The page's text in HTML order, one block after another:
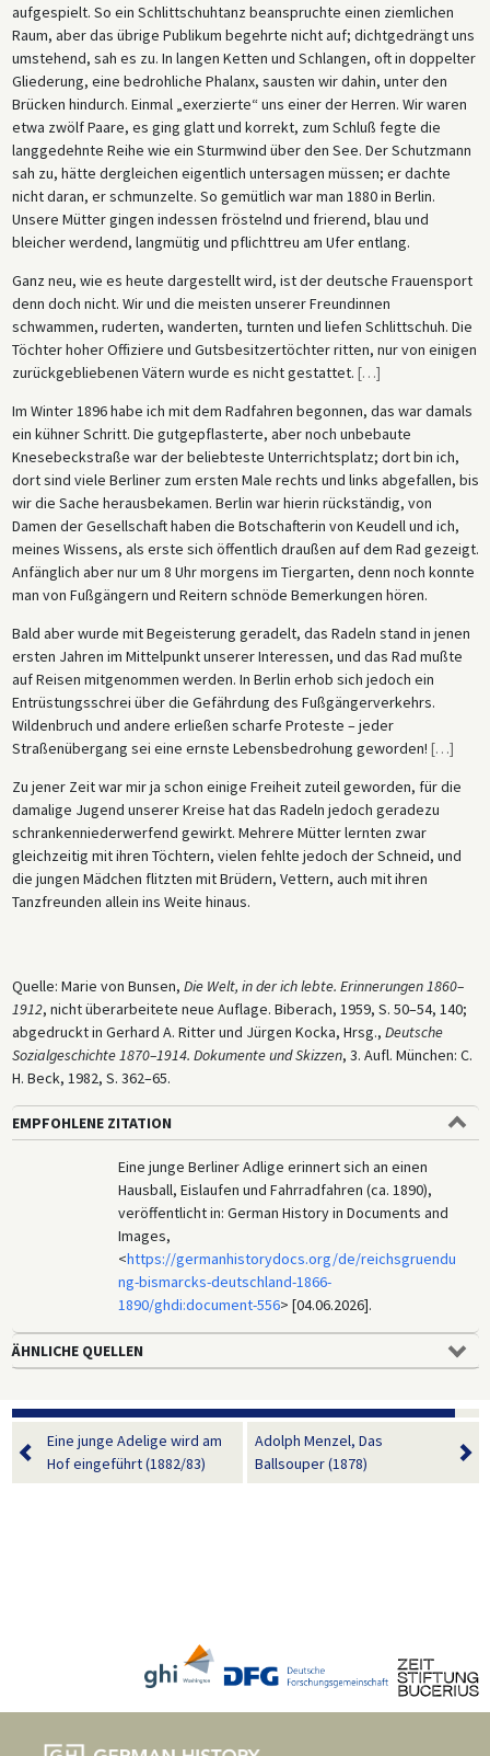
aufgespielt. So ein Schlittschuhtanz beanspruchte einen ziemlichen
Raum, aber das übrige Publikum begehrte nicht auf; dichtgedrängt uns
umstehend, sah es zu. In langen Ketten und Schlangen, oft in doppelter
Gliederung, eine bedrohliche Phalanx, sausten wir dahin, unter den
Brücken hindurch. Einmal „exerzierte“ uns einer der Herren. Wir waren
etwa zwölf Paare, es ging glatt und korrekt, zum Schluß fegte die
langgedehnte Reihe wie ein Sturmwind über den See. Der Schutzmann
sah zu, hätte dergleichen eigentlich untersagen müssen; er dachte
nicht daran, er schmunzelte. So gemütlich war man 1880 in Berlin.
Unsere Mütter gingen indessen fröstelnd und frierend, blau und
bleicher werdend, langmütig und pflichttreu am Ufer entlang.
Ganz neu, wie es heute dargestellt wird, ist der deutsche Frauensport
denn doch nicht. Wir und die meisten unserer Freundinnen
schwammen, ruderten, wanderten, turnten und liefen Schlittschuh. Die
Töchter hoher Offiziere und Gutsbesitzertöchter ritten, nur von einigen
zurückgebliebenen Vätern wurde es nicht gestattet. […]
Im Winter 1896 habe ich mit dem Radfahren begonnen, das war damals
ein kühner Schritt. Die gutgepflasterte, aber noch unbebaute
Knesebeckstraße war der beliebteste Unterrichtsplatz; dort bin ich,
dort sind viele Berliner zum ersten Male rechts und links abgefallen, bis
wir die Sache herausbekamen. Berlin war hierin rückständig, von
Damen der Gesellschaft haben die Botschafterin von Keudell und ich,
meines Wissens, als erste sich öffentlich draußen auf dem Rad gezeigt.
Anfänglich aber nur um 8 Uhr morgens im Tiergarten, denn noch konnte
man von Fußgängern und Reitern schnöde Bemerkungen hören.
Bald aber wurde mit Begeisterung geradelt, das Radeln stand in jenen
ersten Jahren im Mittelpunkt unserer Interessen, und das Rad mußte
auf Reisen mitgenommen werden. In Berlin erhob sich jedoch ein
Entrüstungsschrei über die Gefährdung des Fußgängerverkehrs.
Wildenbruch und andere erließen scharfe Proteste – jeder
Straßenübergang sei eine ernste Lebensbedrohung geworden! […]
Zu jener Zeit war mir ja schon einige Freiheit zuteil geworden, für die
damalige Jugend unserer Kreise hat das Radeln jedoch geradezu
schrankenniederwerfend gewirkt. Mehrere Mütter lernten zwar
gleichzeitig mit ihren Töchtern, vielen fehlte jedoch der Schneid, und
die jungen Mädchen flitzten mit Brüdern, Vettern, auch mit ihren
Tanzfreunden allein ins Weite hinaus.
Quelle: Marie von Bunsen, Die Welt, in der ich lebte. Erinnerungen 1860–
1912, nicht überarbeitete neue Auflage. Biberach, 1959, S. 50–54, 140;
abgedruckt in Gerhard A. Ritter und Jürgen Kocka, Hrsg., Deutsche
Sozialgeschichte 1870–1914. Dokumente und Skizzen, 3. Aufl. München: C.
H. Beck, 1982, S. 362–65.
EMPFOHLENE ZITATION
Eine junge Berliner Adlige erinnert sich an einen
Hausball, Eislaufen und Fahrradfahren (ca. 1890),
veröffentlicht in: German History in Documents and
Images,
<https://germanhistorydocs.org/de/reichsgruendu
ng-bismarcks-deutschland-1866-
1890/ghdi:document-556> [04.06.2026].
ÄHNLICHE QUELLEN
Eine junge Adelige wird am
Hof eingeführt (1882/83)
Adolph Menzel, Das
Ballsouper (1878)